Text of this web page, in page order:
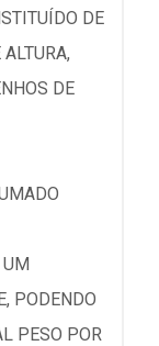
DE
DE
PODENDO
PESO POR